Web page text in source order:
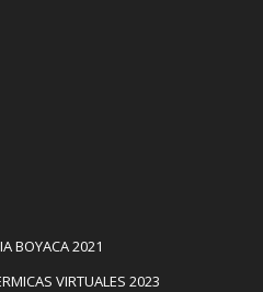
BOYACA 2021
VIRTUALES 2023